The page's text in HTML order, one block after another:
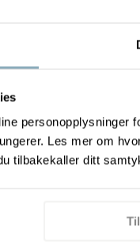
personopplysninger
Les mer om
tilbakekaller ditt
innside